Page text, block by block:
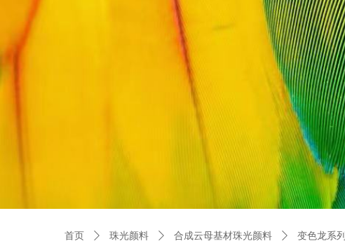
首页 ꄲ 珠光颜料 ꄲ 合成云母基材珠光颜料 ꄲ 变色龙系列